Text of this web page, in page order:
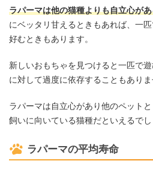
ラパーマは他の猫種よりも自立心が
にベッタリ甘えるときもあれば、一
好むときもあります。
新しいおもちゃを見つけると一匹で
に対して過度に依存することもありま
ラパーマは自立心があり他のペット
飼いに向いている猫種だといえるでし
ラパーマの平均寿命